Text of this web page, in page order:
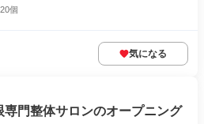
個
気になる
門整体サロンのオープニング